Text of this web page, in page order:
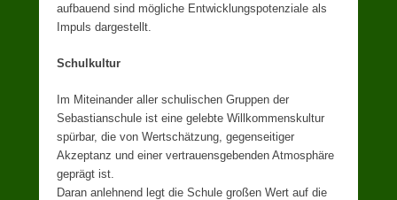
aufbauend sind mögliche Entwicklungspotenziale als
Impuls dargestellt.
Schulkultur
Im Miteinander aller schulischen Gruppen der
Sebastianschule ist eine gelebte Willkommenskultur
spürbar, die von Wertschätzung, gegenseitiger
Akzeptanz und einer vertrauensgebenden Atmosphäre
geprägt ist.
Daran anlehnend legt die Schule großen Wert auf die